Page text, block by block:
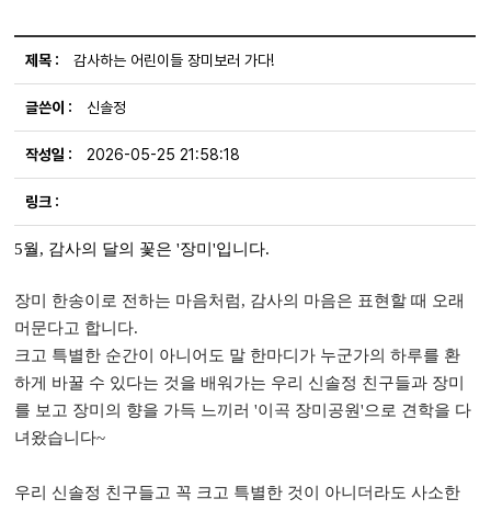
감사하는 어린이들 장미보러 가다!
신솔정
2026-05-25 21:58:18
5월, 감사의 달의 꽃은 '장미'입니다.
장미 한송이로 전하는 마음처럼, 감사의 마음은 표현할 때 오래
머문다고 합니다.
크고 특별한 순간이 아니어도 말 한마디가 누군가의 하루를 환
하게 바꿀 수 있다는 것을 배워가는 우리 신솔정 친구들과 장미
를 보고 장미의 향을 가득 느끼러 '이곡 장미공원'으로 견학을 다
녀왔습니다~
우리 신솔정 친구들고 꼭 크고 특별한 것이 아니더라도 사소한